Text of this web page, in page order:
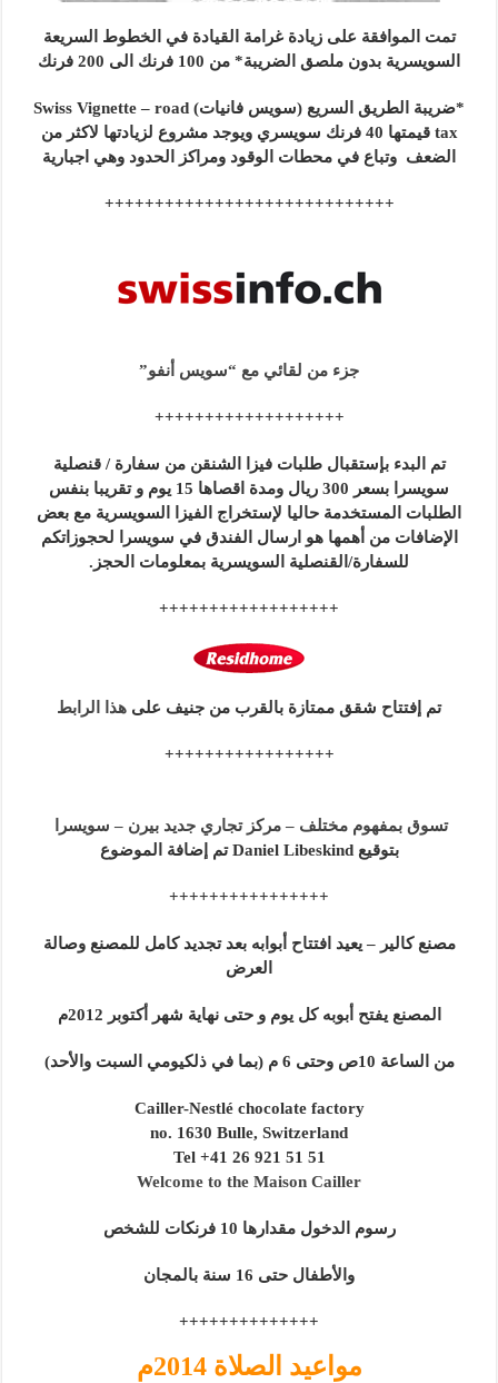
تمت الموافقة على زيادة غرامة القيادة في الخطوط السريعة
السويسرية بدون ملصق الضريبة* من 100 فرنك الى 200 فرنك
*ضريبة الطريق السريع (سويس فانيات) Swiss Vignette – road
tax قيمتها 40 فرنك سويسري ويوجد مشروع لزيادتها لاكثر من
الضعف وتباع في محطات الوقود ومراكز الحدود وهي اجبارية
+++++++++++++++++++++++++++++
جزء من لقائي مع “سويس أنفو”
+++++++++++++++++++
تم البدء بإستقبال طلبات فيزا الشنقن من سفارة / قنصلية
سويسرا بسعر 300 ريال ومدة اقصاها 15 يوم و تقريبا بنفس
الطلبات المستخدمة حاليا لإستخراج الفيزا السويسرية مع بعض
الإضافات من أهمها هو ارسال الفندق في سويسرا لحجوزاتكم
للسفارة/القنصلية السويسرية بمعلومات الحجز.
++++++++++++++++++
تم إفتتاح شقق ممتازة بالقرب من جنيف على هذا الرابط
+++++++++++++++++
تسوق بمفهوم مختلف – مركز تجاري جديد بيرن – سويسرا
بتوقيع Daniel Libeskind تم إضافة الموضوع
++++++++++++++++
مصنع كالير – يعيد افتتاح أبوابه بعد تجديد كامل للمصنع وصالة
العرض
المصنع يفتح أبوبه كل يوم و حتى نهاية شهر أكتوبر 2012م
من الساعة 10ص وحتى 6 م (بما في ذلكيومي السبت والأحد)
Cailler-Nestlé chocolate factory
no. 1630 Bulle, Switzerland
Tel +41 26 921 51 51
Welcome to the Maison Cailler
رسوم الدخول مقدارها 10 فرنكات للشخص
والأطفال حتى 16 سنة بالمجان
++++++++++++++
مواعيد الصلاة 2014م